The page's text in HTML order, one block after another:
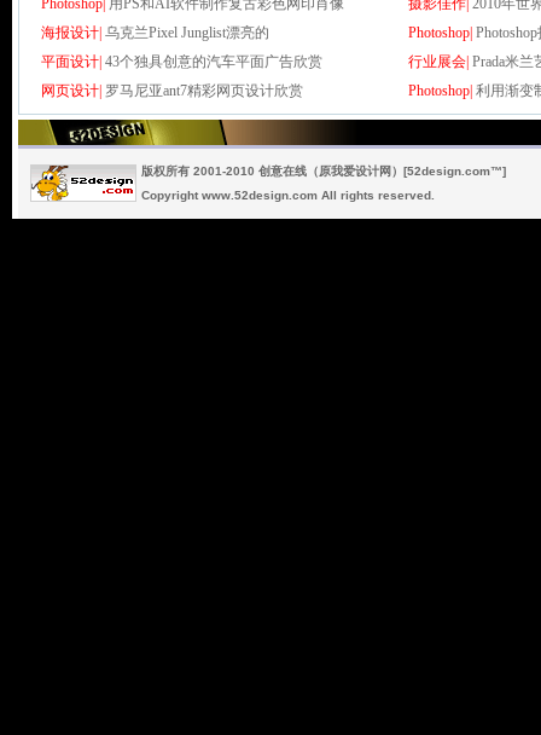
Photoshop| 用PS和AI软件制作复古彩色网印肖像 摄影佳作| 2010年世
海报设计| 乌克兰Pixel Junglist漂亮的 Photoshop|
平面设计| 43个独具创意的汽车平面广告欣赏 行业展会| Prada米
网页设计| 罗马尼亚ant7精彩网页设计欣赏 Photoshop| 利用渐变
版权所有 2001-2010 创意在线（原我爱设计网）[52design.com™]
Copyright www.52design.com All rights reserved.